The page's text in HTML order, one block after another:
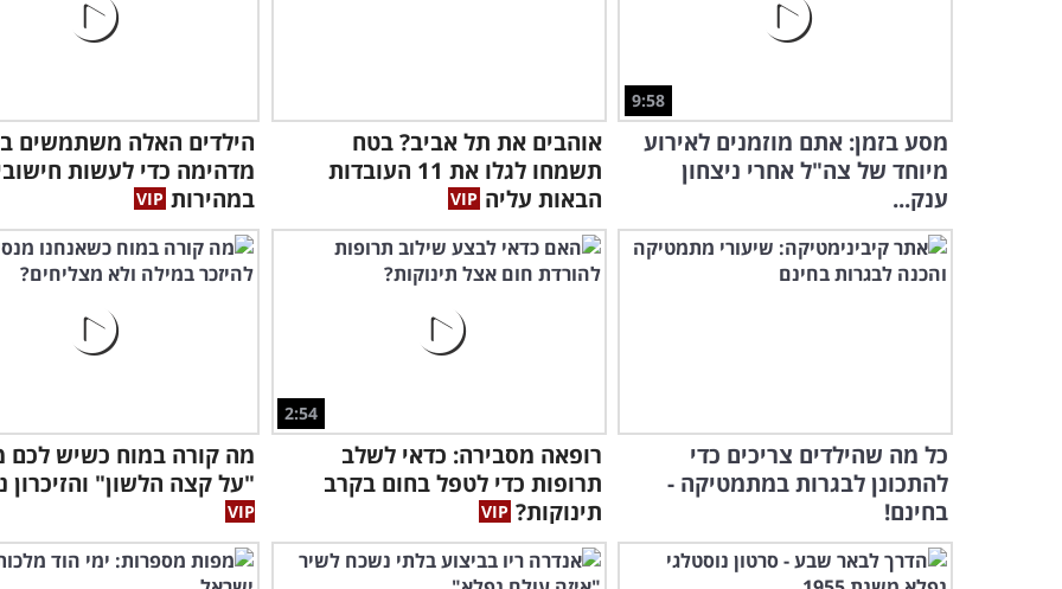
9:58
מסע בזמן: אתם מוזמנים לאירוע
מיוחד של צה"ל אחרי ניצחון
ענק...
אוהבים את תל אביב? בטח
תשמחו לגלו את 11 העובדות
הבאות עליה
הילדים האלה משתמשים
מדהימה כדי לעשות
במהירות
כל מה שהילדים צריכים כדי
להתכונן לבגרות במתמטיקה -
בחינם!
2:54
רופאה מסבירה: כדאי לשלב
תרופות כדי לטפל בחום בקרב
תינוקות?
מה קורה במוח כשיש לכם
"על קצה הלשון" והזיכרון